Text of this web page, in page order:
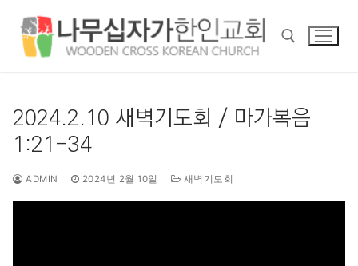
2024.2.10 새벽기도회 / 마가복음
1:21-34
ADMIN 2024년 2월 10일 새벽기도회